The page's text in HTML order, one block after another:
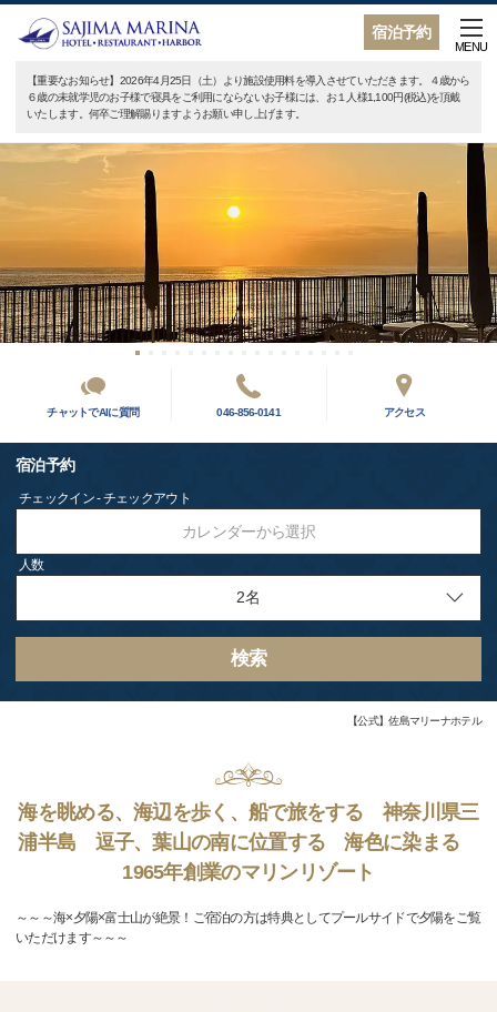
宿泊予約
MENU
【重要なお知らせ】2026年4月25日（土）より施設使用料を導入させていただきます。４歳から
６歳の未就学児のお子様で寝具をご利用にならないお子様には、お１人様1,100円(税込)を頂戴
いたします。何卒ご理解賜りますようお願い申し上げます。
チャットでAIに質問 046-856-0141 アクセス
宿泊予約
チェックイン - チェックアウト
カレンダーから選択
人数
検索
【公式】佐島マリーナホテル
海を眺める、海辺を歩く、船で旅をする 神奈川県三
浦半島 逗子、葉山の南に位置する 海色に染まる
1965年創業のマリンリゾート
～～～海×夕陽×富士山が絶景！ご宿泊の方は特典としてプールサイドで夕陽をご覧
いただけます～～～